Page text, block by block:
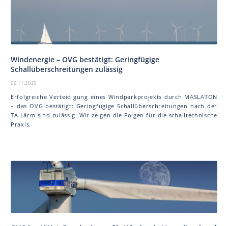
Windenergie – OVG bestätigt: Geringfügige
Schallüberschreitungen zulässig
06.11.2025
Erfolgreiche Verteidigung eines Windparkprojekts durch MAS LA TON
– das OVG bestätigt: Geringfügige Schallüberschreitungen nach der
TA Lärm sind zulässig. Wir zeigen die Folgen für die schalltechnische
Praxis.